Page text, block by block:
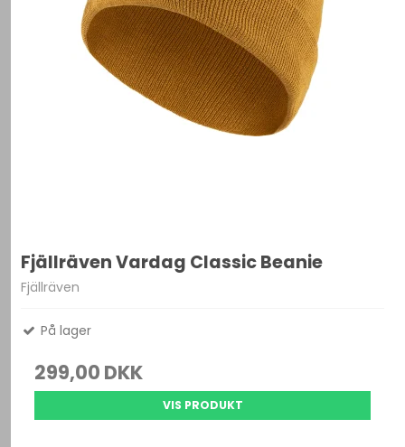
Fjällräven Vardag Classic Beanie
Fjällräven
På lager
299,00 DKK
VIS PRODUKT